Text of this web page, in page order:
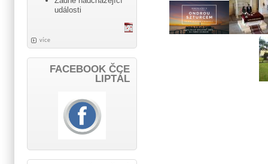
události
více
FACEBOOK ČCE
LIPTÁL